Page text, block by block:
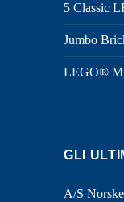
5 Classic
Jumbo
LEGO®
GLI
A/S